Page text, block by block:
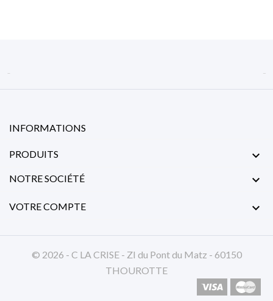
 
INFORMATIONS
PRODUITS 
NOTRE SOCIÉTÉ 
VOTRE COMPTE 
© 2026 - C LA CRISE - ZI du Pont du Matz - 60150
THOUROTTE